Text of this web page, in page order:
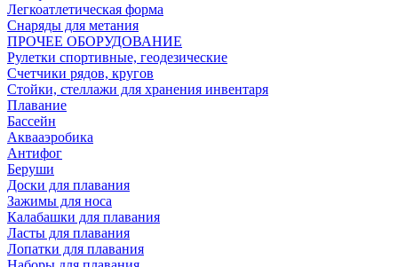
Легкоатлетическая форма
Снаряды для метания
ПРОЧЕЕ ОБОРУДОВАНИЕ
Рулетки спортивные, геодезические
Счетчики рядов, кругов
Стойки, стеллажи для хранения инвентаря
Плавание
Бассейн
Аквааэробика
Антифог
Беруши
Доски для плавания
Зажимы для носа
Калабашки для плавания
Ласты для плавания
Лопатки для плавания